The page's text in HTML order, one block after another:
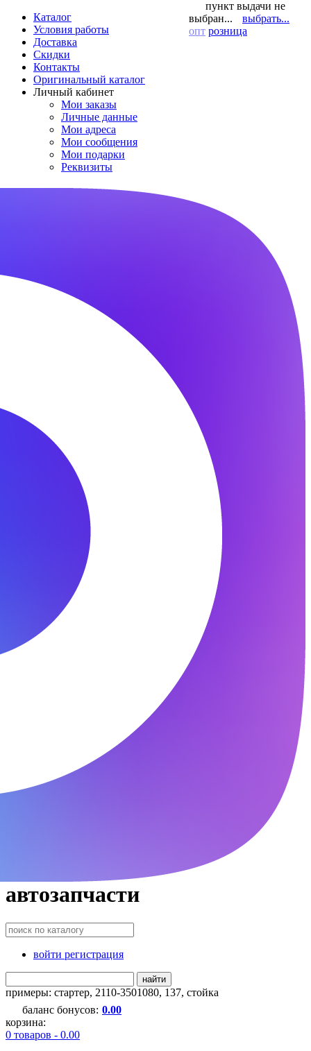
Каталог
Условия работы
Доставка
Скидки
Контакты
Оригинальный каталог
Личный кабинет
Мои заказы
Личные данные
Мои адреса
Мои сообщения
Мои подарки
Реквизиты
пункт выдачи не
выбран...
выбрать...
опт розница
автозапчасти
войти регистрация
найти
примеры: стартер, 2110-3501080, 137, стойка
баланс бонусов: 0.00
корзина:
0 товаров - 0.00